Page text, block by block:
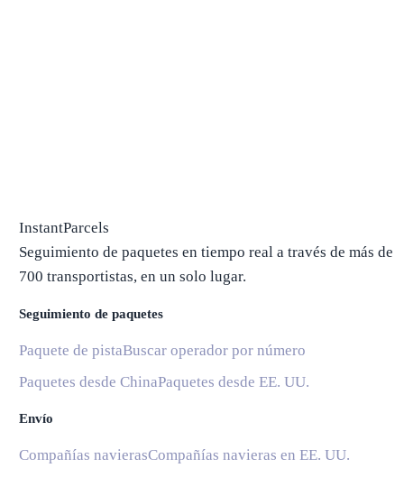
InstantParcels
Seguimiento de paquetes en tiempo real a través de más de
700 transportistas, en un solo lugar.
Seguimiento de paquetes
Paquete de pistaBuscar operador por número
Paquetes desde ChinaPaquetes desde EE. UU.
Envío
Compañías navierasCompañías navieras en EE. UU.